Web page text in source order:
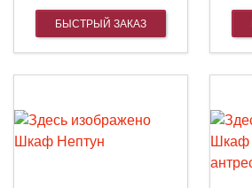
БЫСТРЫЙ ЗАКАЗ